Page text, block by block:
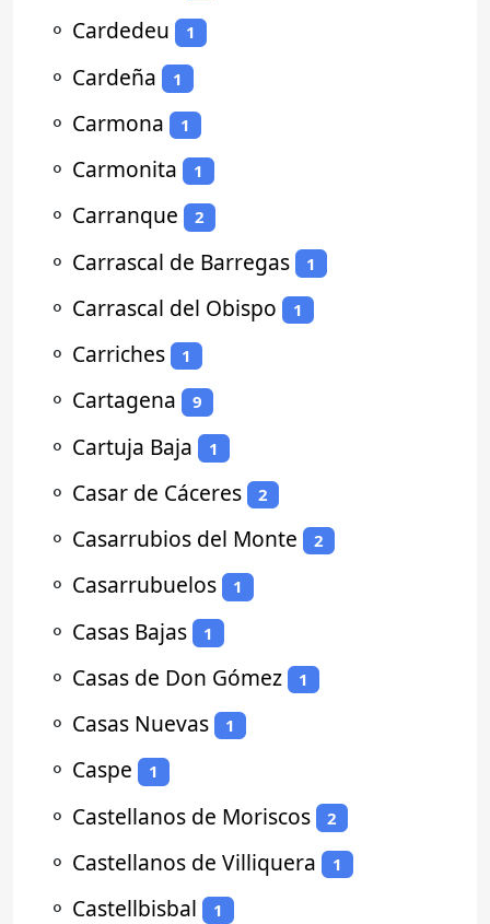
⚬ Cardedeu 1
⚬ Cardeña 1
⚬ Carmona 1
⚬ Carmonita 1
⚬ Carranque 2
⚬ Carrascal de Barregas 1
⚬ Carrascal del Obispo 1
⚬ Carriches 1
⚬ Cartagena 9
⚬ Cartuja Baja 1
⚬ Casar de Cáceres 2
⚬ Casarrubios del Monte 2
⚬ Casarrubuelos 1
⚬ Casas Bajas 1
⚬ Casas de Don Gómez 1
⚬ Casas Nuevas 1
⚬ Caspe 1
⚬ Castellanos de Moriscos 2
⚬ Castellanos de Villiquera 1
⚬ Castellbisbal 1